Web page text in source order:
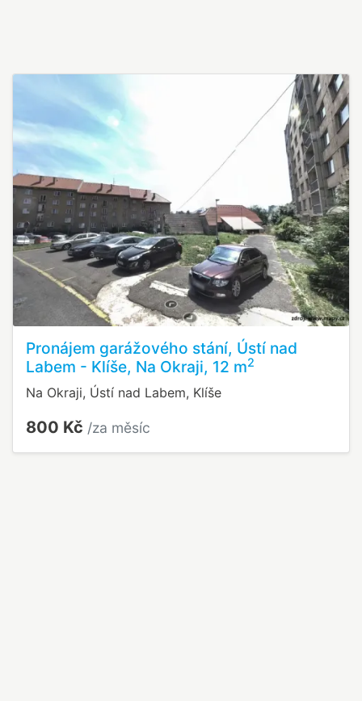
Pronájem garážového stání, Ústí nad
Labem - Klíše, Na Okraji, 12 m2
Na Okraji, Ústí nad Labem, Klíše
800 Kč /za měsíc